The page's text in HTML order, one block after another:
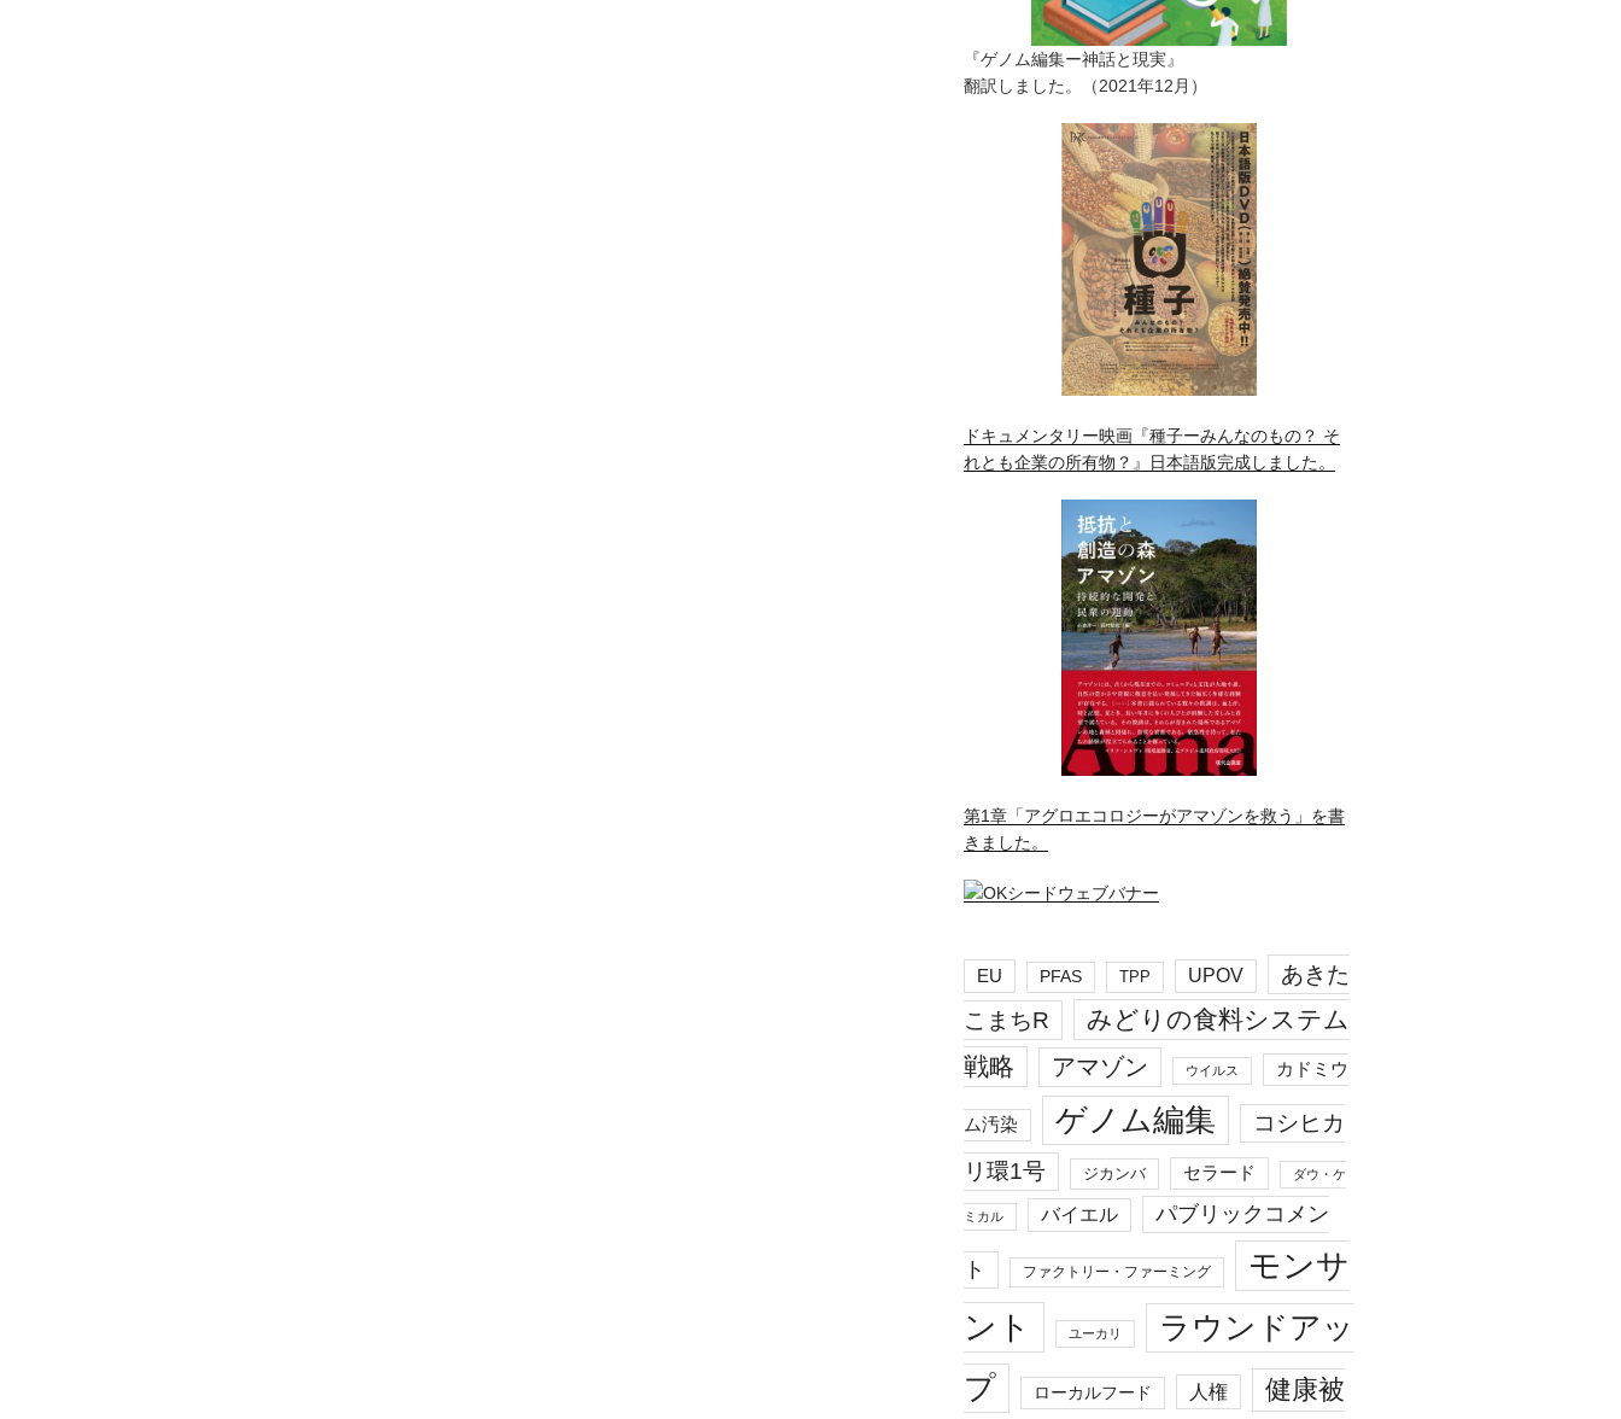
『ゲノム編集ー神話と現実』
翻訳しました。（2021年12月）
ドキュメンタリー映画『種子ーみんなのもの？ そ
れとも企業の所有物？』日本語版完成しました。
第1章「アグロエコロジーがアマゾンを救う」を書
きました。
EU PFAS TPP UPOV
あきた
こまちR
みどりの食料システム
戦略
アマゾン ウイルス カドミウ
ム汚染 ゲノム編集
コシヒカ
リ環1号
ジカンバ セラード ダウ・ケ
ミカル バイエル パブリックコメン
ト ファクトリー・ファーミング
モンサ
ント
ユーカリ
ラウンドアッ
プ
ローカルフード 人権 健康被